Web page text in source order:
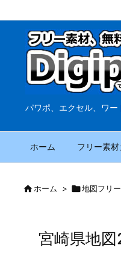
パワポ、エクセル、ワ
ホーム フリー素
ホーム > 地図フリ
宮崎県地図